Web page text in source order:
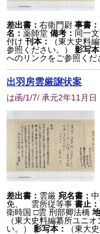
差出書：右衛門尉 事書：
名：薬師堂 備考： 同一
付け 刊本：
（東大史料
参照ください。）
影写本
へのリンクをご参照くだ
出羽房雲厳譲状案
は函/1/7/ 承元2年11月日
差出書： 雲厳 宛名書：
免、 雲所従等事書止：
衛時国 □雲 刑部卿法橋
（東大史料編纂所ユニ
い。）
影写本： （東大